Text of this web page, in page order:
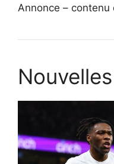
Annonce –